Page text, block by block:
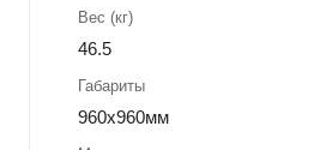
Вес (кг)
46.5
Габариты
960x960мм